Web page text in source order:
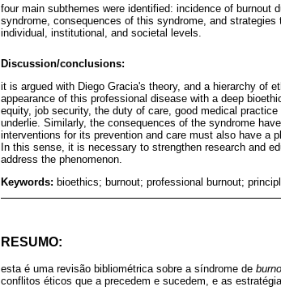
four main subthemes were identified: incidence of burnout
syndrome, consequences of this syndrome, and
individual, institutional, and societal levels.
Discussion/conclusions:
it is argued with Diego Gracia's theory, and a hierarchy of
appearance of this professional disease with a deep
equity, job security, the duty of care, good medical
underlie. Similarly, the consequences of the syndrome
interventions for its prevention and care must also have a
In this sense, it is necessary to strengthen research and
address the phenomenon.
Keywords: bioethics; burnout; professional burnout;
RESUMO:
esta é uma revisão bibliométrica sobre a síndrome de
conflitos éticos que a precedem e sucedem, e as